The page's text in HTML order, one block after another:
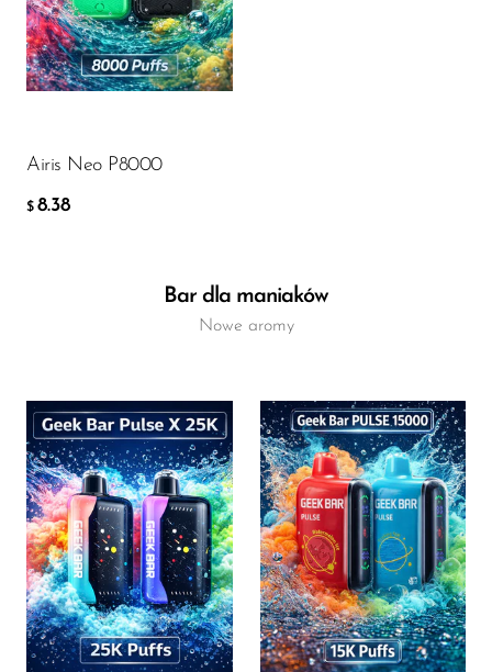
Airis Neo P8000
$ 8.38
$8.38
Bar dla maniaków
Nowe aromy
Flavor
$16.96
Flavor
$15.40